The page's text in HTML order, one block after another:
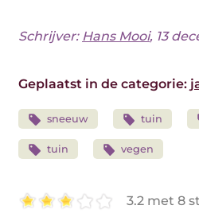
Schrijver: Hans Mooi, 13
Geplaatst in de categorie:
sneeuw tuin
tuin vegen
3.2 met 8